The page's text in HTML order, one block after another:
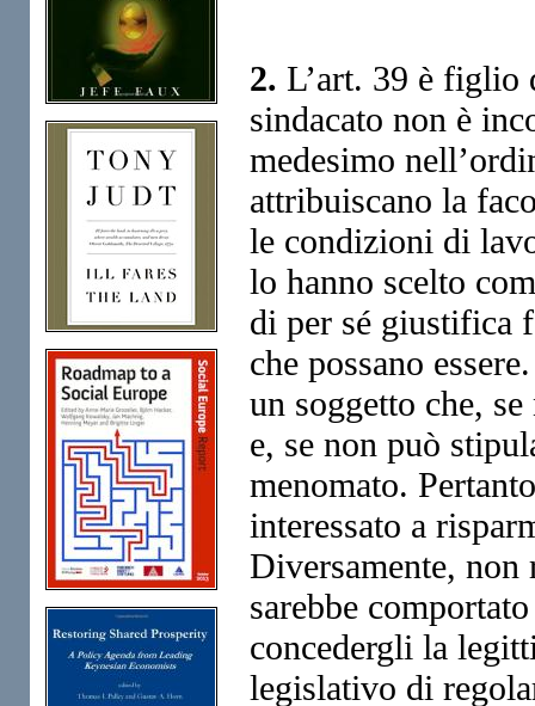
2. L’art. 39 è figlio
sindacato non è
medesimo
attribuiscano la
le condizioni di
lo hanno scelto
di per sé giustifica
che possano
un soggetto che,
e, se non può
menomato.
interessato a
Diversamente, non
sarebbe
concedergli la
legislativo di